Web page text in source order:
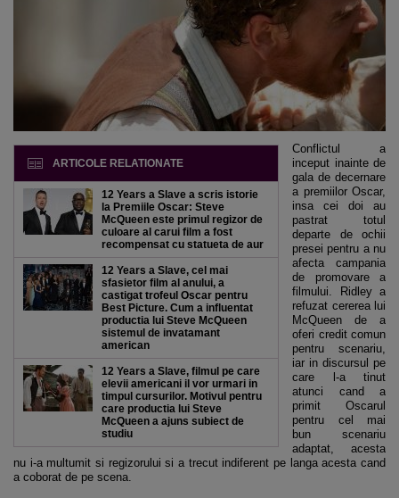
ARTICOLE RELATIONATE
12 Years a Slave a scris istorie
la Premiile Oscar: Steve
McQueen este primul regizor de
culoare al carui film a fost
recompensat cu statueta de aur
12 Years a Slave, cel mai
sfasietor film al anului, a
castigat trofeul Oscar pentru
Best Picture. Cum a influentat
productia lui Steve McQueen
sistemul de invatamant
american
12 Years a Slave, filmul pe care
elevii americani il vor urmari in
timpul cursurilor. Motivul pentru
care productia lui Steve
McQueen a ajuns subiect de
studiu
Conflictul a
inceput inainte de
gala de decernare
a premiilor Oscar,
insa cei doi au
pastrat totul
departe de ochii
presei pentru a nu
afecta campania
de promovare a
filmului. Ridley a
refuzat cererea lui
McQueen de a
oferi credit comun
pentru scenariu,
iar in discursul pe
care l-a tinut
atunci cand a
primit Oscarul
pentru cel mai
bun scenariu
adaptat, acesta
nu i-a multumit si regizorului si a trecut indiferent pe langa acesta cand
a coborat de pe scena.